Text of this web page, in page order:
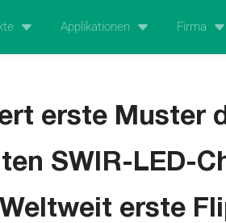
Applikationen Firma
erste Muster
SWIR-LED-
Weltweit erste